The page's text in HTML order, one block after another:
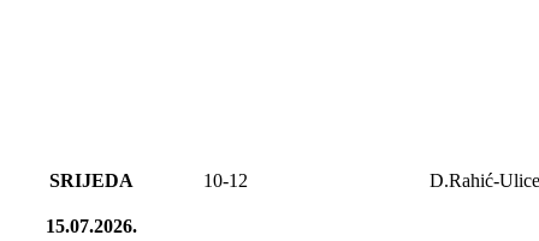
SRIJEDA
15.07.2026.
10-12 D.Rahić-Ulice